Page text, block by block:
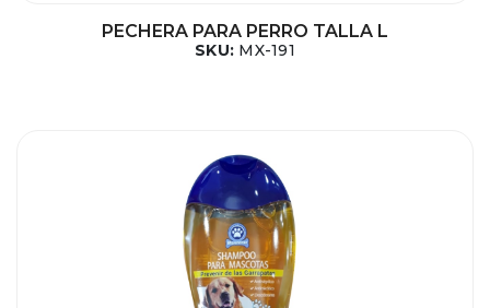
PECHERA PARA PERRO TALLA L
SKU: MX-191